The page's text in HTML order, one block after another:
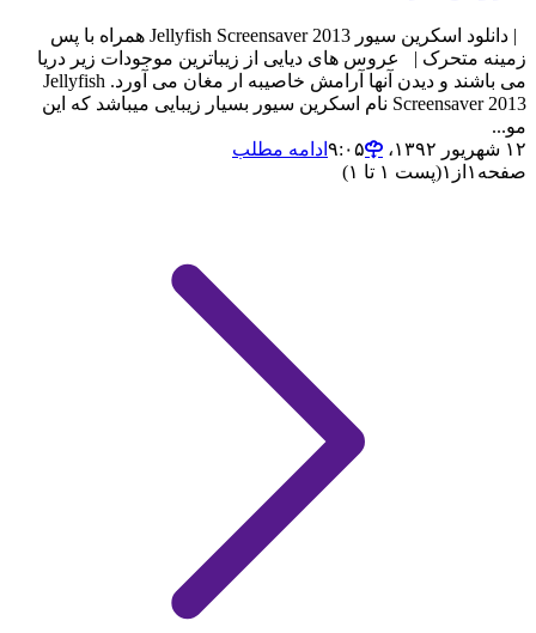
| دانلود اسکرین سیور Jellyfish Screensaver 2013 همراه با پس
زمینه متحرک | عروس های دیایی از زیباترین موجودات زیر دریا
می باشند و دیدن آنها آرامش خاصیبه ار مغان می آورد. Jellyfish
Screensaver 2013 نام اسکرین سیور بسیار زیبایی میباشد که این
مو...
۱۲ شهریور ۱۳۹۲،‏ ۹:۰۵
ادامه مطلب
صفحه ۱ از ۱(پست ۱ تا ۱)